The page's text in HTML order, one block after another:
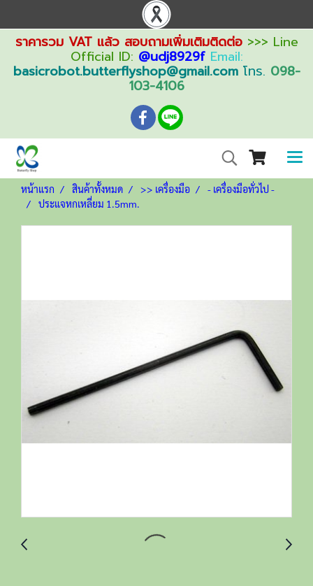
ราคารวม VAT แล้ว สอบถามเพิ่มเติมติดต่อ>>> Line
Official ID: @udj8929f Email:
basicrobot.butterflyshop@gmail.comโทร. 098-
103-4106
หน้าแรก สินค้าทั้งหมด >> เครื่องมือ
- เครื่องมือทั่วไป -
ประแจหกเหลี่ยม 1.5mm.